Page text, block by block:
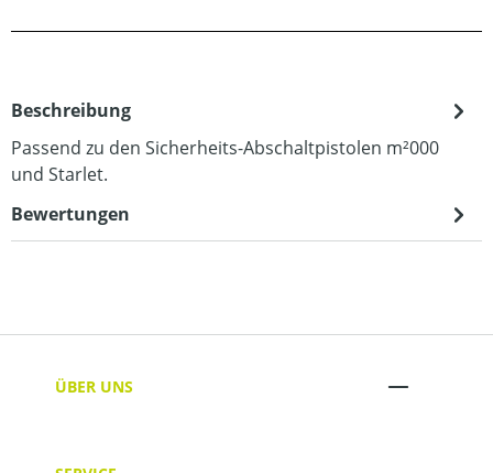
Beschreibung
Passend zu den Sicherheits-Abschaltpistolen m²000
und Starlet.
Bewertungen
ÜBER UNS